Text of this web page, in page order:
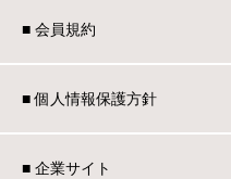
■ 会員規約
■ 個人情報保護方針
■ 企業サイト